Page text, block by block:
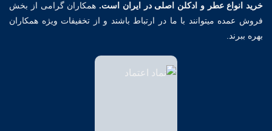
خرید انواع عطر و ادکلن اصلی در ایران است. همکاران گرامی از بخش
فروش عمده میتوانند با ما در ارتباط باشند و از تخفیفات ویژه همکاران
بهره ببرند.